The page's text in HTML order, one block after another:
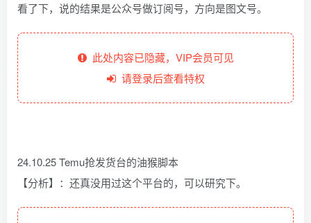
看了下，说的结果是公众号做订阅号，方向是图文号。
此处内容已隐藏，VIP会员可见
请登录后查看特权
24.10.25 Temu抢发货台的油猴脚本
【分析】：还真没用过这个平台的，可以研究下。